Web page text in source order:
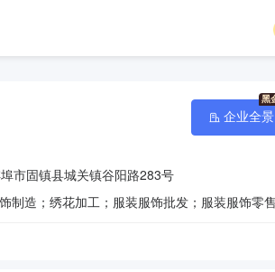
市固镇县城关镇谷阳路283号
企业全景